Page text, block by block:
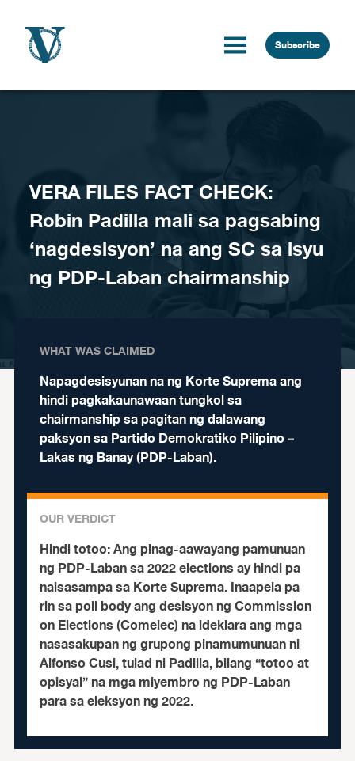
Subscribe
VERA FILES FACT CHECK:
Robin Padilla mali sa pagsabing
‘nagdesisyon’ na ang SC sa isyu
ng PDP-Laban chairmanship
WHAT WAS CLAIMED
Napagdesisyunan na ng Korte Suprema ang
hindi pagkakaunawaan tungkol sa
chairmanship sa pagitan ng dalawang
paksyon sa Partido Demokratiko Pilipino –
Lakas ng Banay (PDP-Laban).
OUR VERDICT
Hindi totoo:Ang pinag-aawayang pamunuan
ng PDP-Laban sa 2022 elections ay hindi pa
naisasampa sa Korte Suprema. Inaapela pa
rin sa poll body ang desisyon ng Commission
on Elections (Comelec) na ideklara ang mga
nasasakupan ng grupong pinamumunuan ni
Alfonso Cusi, tulad ni Padilla, bilang “totoo at
opisyal” na mga miyembro ng PDP-Laban
para sa eleksyon ng 2022.